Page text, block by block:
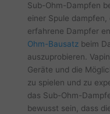
Sub-Ohm-Dampfen
einer Spule dampfen,
erfahrene Dampfer
Ohm-Bausatz beim
auszuprobieren.
Geräte und die
zu spielen und zu
das Sub-Ohm-
bewusst sein, dass